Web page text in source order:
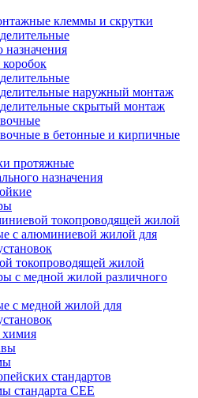
клеммы и скрутки
наружный монтаж
скрытый монтаж
в бетонные и кирпичные
протяжные
назначения
токопроводящей жилой
с алюминиевой жилой для
токопроводящей жилой
с медной жилой различного
с медной жилой для
стандартов
стандарта CEE